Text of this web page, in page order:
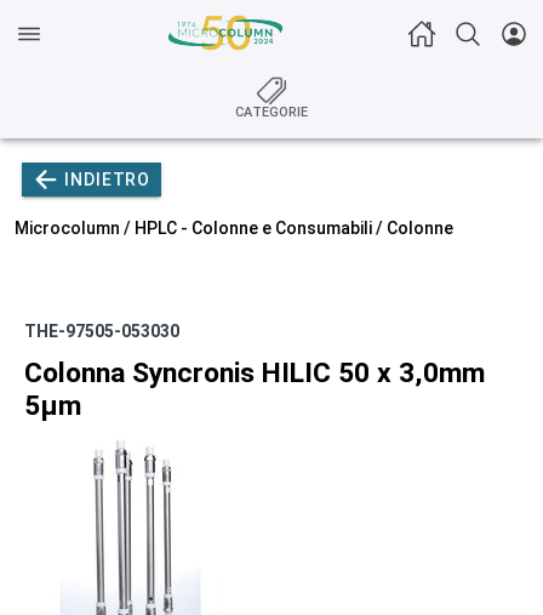
CATEGORIE
INDIETRO
Microcolumn / HPLC - Colonne e Consumabili/ Colonne
THE-97505-053030
Colonna Syncronis HILIC 50 x 3,0mm
5µm